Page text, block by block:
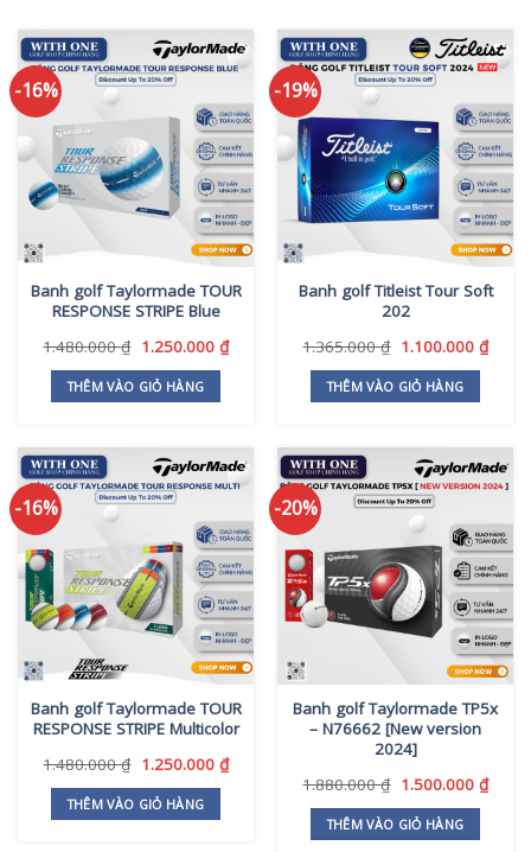
-16%
Banh golf Taylormade TOUR
RESPONSE STRIPE Blue
1.480.000₫ Giá
là:
1.480.000 ₫.
1.250.000 ₫Giá
THÊM VÀO GIỎ HÀNG
-19%
Banh golf Titleist Tour Soft
202
1.365.000₫ Giá
là:
1.365.000 ₫.
1.100.000 ₫Giá
THÊM VÀO GIỎ HÀNG
-16%
Banh golf Taylormade TOUR
RESPONSE STRIPE Multicolor
1.480.000₫ Giá
là:
1.480.000 ₫.
1.250.000 ₫Giá
1.250.000 ₫.
THÊM VÀO GIỎ HÀNG
-20%
Banh golf Taylormade TP5x
– N76662 [New version
2024]
1.880.000₫ Giá
là:
1.880.000 ₫.
1.500.000 ₫Giá
THÊM VÀO GIỎ HÀNG